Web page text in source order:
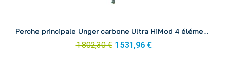
Perche principale Unger carbone Ultra HiMod 4 éléments 6.63 m UH67G
1 802,30 € 1 531,96 €